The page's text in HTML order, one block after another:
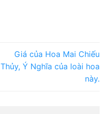
Giá của Hoa Mai Chiếu
Thủy, Ý Nghĩa của loài hoa
này.